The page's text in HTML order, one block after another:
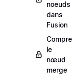
noeuds
dans
Fusion
le
nœud
merge